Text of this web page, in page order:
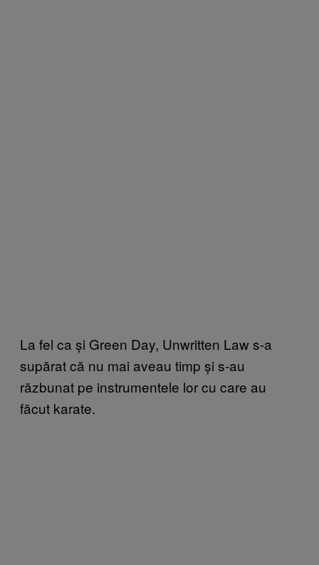
La fel ca și Green Day, Unwritten Law s-a
supărat că nu mai aveau timp și s-au
răzbunat pe instrumentele lor cu care au
făcut karate.